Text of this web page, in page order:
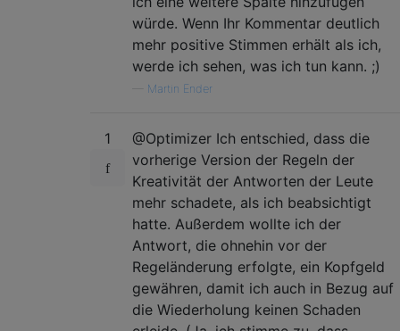
würde. Wenn Ihr Kommentar deutlich
mehr positive Stimmen erhält als ich,
werde ich sehen, was ich tun kann. ;)
Martin Ender
1
@Optimizer Ich entschied, dass die
vorherige Version der Regeln der
Kreativität der Antworten der Leute
mehr schadete, als ich beabsichtigt
hatte. Außerdem wollte ich der
Antwort, die ohnehin vor der
Regeländerung erfolgte, ein Kopfgeld
gewähren, damit ich auch in Bezug auf
die Wiederholung keinen Schaden